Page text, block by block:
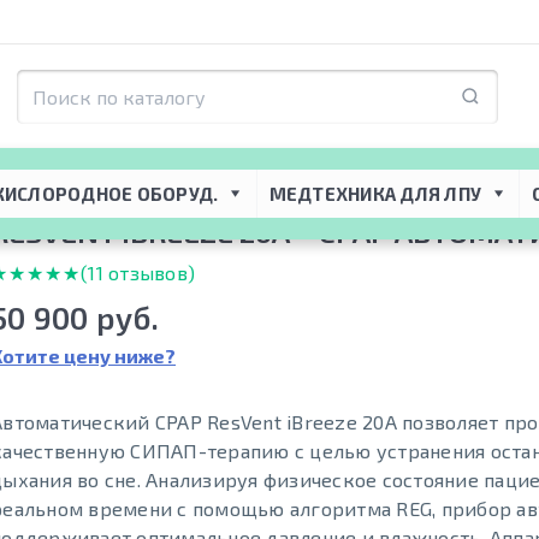
ОБОРУД. МЕДТЕХНИКА ДЛЯ ЛПУ
IBREEZE 20A – CPAP
(11 отзывов)
900 руб.
цену ниже?
CPAP ResVent iBreeze 20A позволяет
СИПАП-терапию с целью устранения
во сне. Анализируя физическое состояние
времени с помощью алгоритма REG, прибор